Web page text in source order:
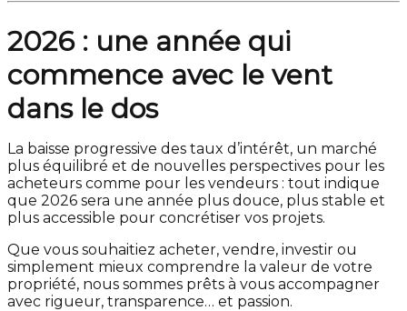
2026 : une année qui
commence avec le vent
dans le dos
La baisse progressive des taux d’intérêt, un marché
plus équilibré et de nouvelles perspectives pour les
acheteurs comme pour les vendeurs : tout indique
que 2026 sera une année plus douce, plus stable et
plus accessible pour concrétiser vos projets.
Que vous souhaitiez acheter, vendre, investir ou
simplement mieux comprendre la valeur de votre
propriété, nous sommes prêts à vous accompagner
avec rigueur, transparence… et passion.